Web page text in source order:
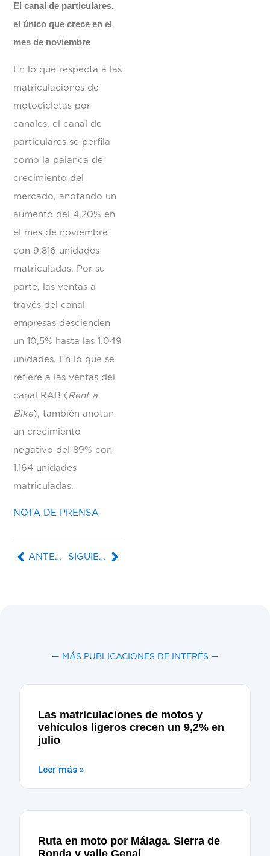
El canal de particulares,
el único que crece en el
mes de noviembre
En lo que respecta a las
matriculaciones de
motocicletas por
canales, el canal de
particulares se perfila
como la palanca de
crecimiento del
mercado, anotando un
aumento del 4,20% en
el mes de noviembre
con 9.816 unidades
matriculadas. Por su
parte, las ventas a
través del canal
empresas descienden
un 10,5% hasta las 1.049
unidades. En lo que se
refiere a las ventas del
canal RAB (Rent a
Bike), también anotan
un crecimiento
negativo del 89% con
1.164 unidades
matriculadas.
NOTA DE PRENSA
ANTERIOR SIGUIENTE
— MÁS PUBLICACIONES DE INTERÉS —
Las matriculaciones de motos y
vehículos ligeros crecen un 9,2% en
julio
Leer más »
Ruta en moto por Málaga. Sierra de